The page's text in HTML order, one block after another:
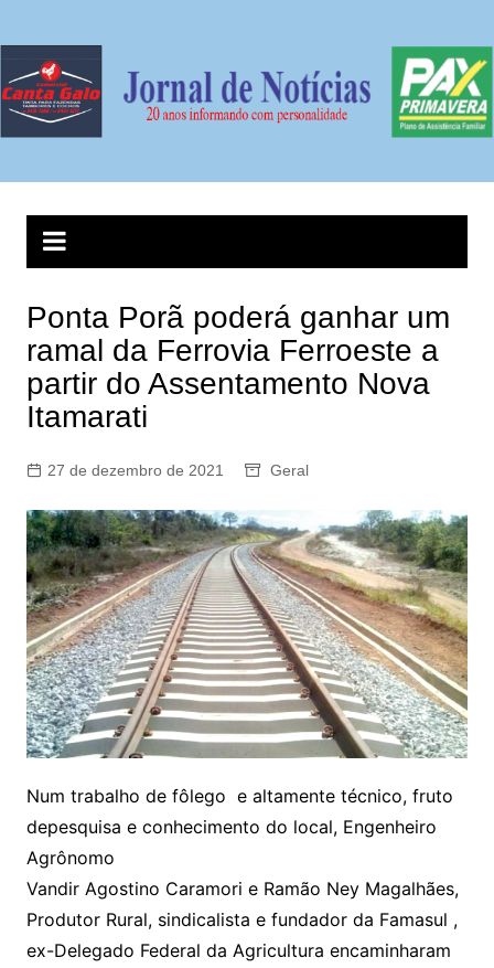
conteúdo
Ponta Porã poderá ganhar um
ramal da Ferrovia Ferroeste a
partir do Assentamento Nova
Itamarati
27 de dezembro de 2021 Geral
Num trabalho de fôlego e altamente técnico, fruto
depesquisa e conhecimento do local, Engenheiro
Agrônomo
Vandir Agostino Caramori e Ramão Ney Magalhães,
Produtor Rural, sindicalista e fundador da Famasul ,
ex-Delegado Federal da Agricultura encaminharam